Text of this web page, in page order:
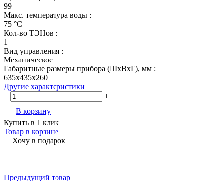
99
Макс. температура воды :
75 °С
Кол-во ТЭНов :
1
Вид управления :
Механическое
Габаритные размеры прибора (ШхВхГ), мм :
635x435x260
Другие характеристики
−
+
В корзину
Купить в 1 клик
Товар в корзине
Хочу в подарок
Предыдущий товар